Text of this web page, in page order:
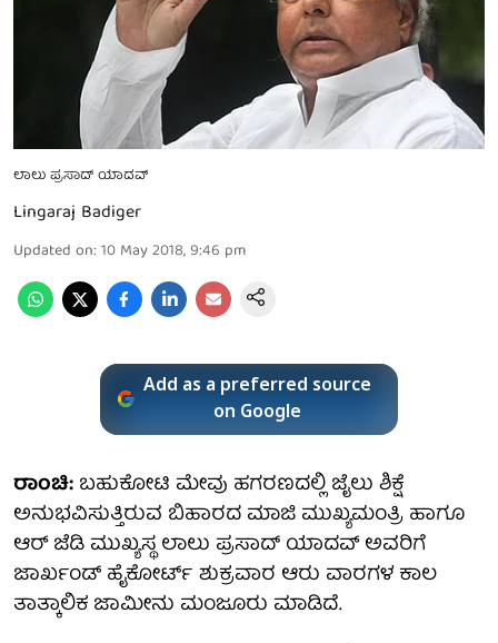
ಲಾಲು ಪ್ರಸಾದ್ ಯಾದವ್
Lingaraj Badiger
Updated on: 10 May 2018, 9:46 pm
Add as a preferred source
on Google
ರಾಂಚಿ:ಬಹುಕೋಟಿ ಮೇವು ಹಗರಣದಲ್ಲಿ ಜೈಲು ಶಿಕ್ಷೆ
ಅನುಭವಿಸುತ್ತಿರುವ ಬಿಹಾರದ ಮಾಜಿ ಮುಖ್ಯಮಂತ್ರಿ ಹಾಗೂ
ಆರ್ ಜೆಡಿ ಮುಖ್ಯಸ್ಥ ಲಾಲು ಪ್ರಸಾದ್ ಯಾದವ್ ಅವರಿಗೆ
ಜಾರ್ಖಂಡ್ ಹೈಕೋರ್ಟ್ ಶುಕ್ರವಾರ ಆರು ವಾರಗಳ ಕಾಲ
ತಾತ್ಕಾಲಿಕ ಜಾಮೀನು ಮಂಜೂರು ಮಾಡಿದೆ.